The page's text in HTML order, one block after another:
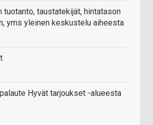
tuotanto, taustatekijät, hintatason
yms yleinen keskustelu aiheesta
Hyvät tarjoukset -alueesta